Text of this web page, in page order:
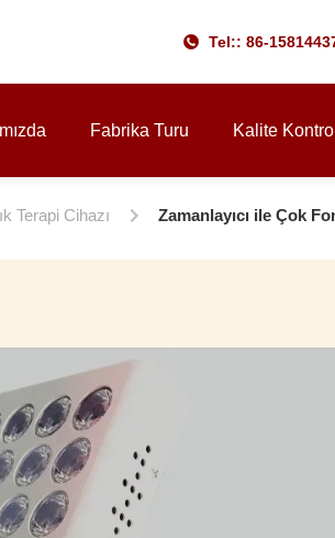
Tel:: 86-
Fabrika Turu Kalite
Terapi Cihazı Zamanlayıcı ile Çok